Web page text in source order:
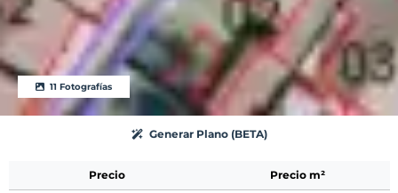
11 Fotografías
Generar Plano (BETA)
Precio Precio m²